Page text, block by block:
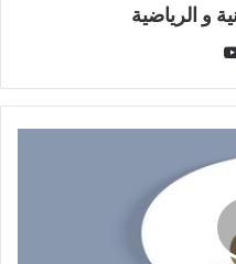
و الرياضية